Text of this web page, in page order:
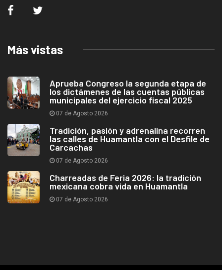
Más vistas
Aprueba Congreso la segunda etapa de
los dictámenes de las cuentas públicas
municipales del ejercicio fiscal 2025
07 de Agosto 2026
Tradición, pasión y adrenalina recorren
las calles de Huamantla con el Desfile de
Carcachas
07 de Agosto 2026
Charreadas de Feria 2026: la tradición
mexicana cobra vida en Huamantla
07 de Agosto 2026